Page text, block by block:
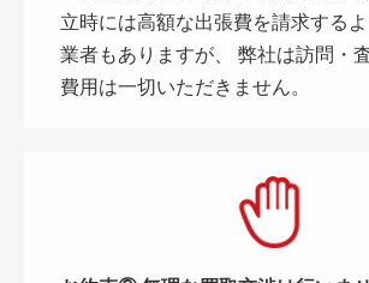
立時には高額な出張費を請求する
業者もありますが、 弊社は訪問・
費用は一切いただきません。